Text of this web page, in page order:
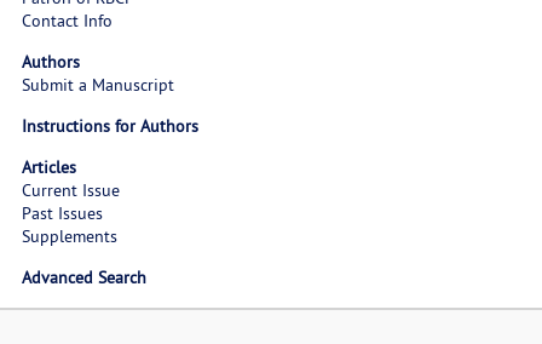
Contact Info
Authors
Submit a Manuscript
Instructions for Authors
Articles
Current Issue
Past Issues
Supplements
Advanced Search